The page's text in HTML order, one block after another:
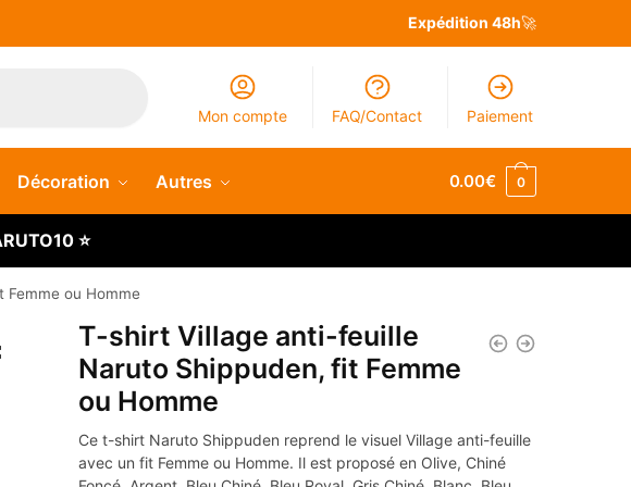
Expédition 48h🚀
Mon compte FAQ/Contact Paiement
Décoration Autres 0.00€ 0
⭐
ou Homme
T-shirt Village anti-feuille
Naruto Shippuden, fit Femme
ou Homme
Ce t-shirt Naruto Shippuden reprend le visuel Village anti-feuille
avec un fit Femme ou Homme. Il est proposé en Olive, Chiné